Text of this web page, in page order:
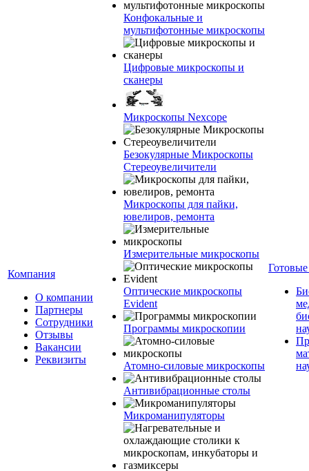
Компания
О компании
Партнеры
Сотрудники
Отзывы
Вакансии
Реквизиты
Конфокальные и
мультифотонные микроскопы
Цифровые микроскопы и
сканеры
Микроскопы Nexcope
Безокулярные Микроскопы
Стереоувеличители
Микроскопы для пайки,
ювелиров, ремонта
Измерительные микроскопы
Оптические микроскопы
Evident
Программы микроскопии
Атомно-силовые микроскопы
Антивибрационные столы
Микроманипуляторы